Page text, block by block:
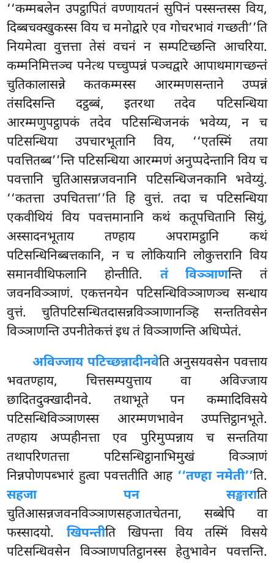
‘‘कम्मबलेन उपट्ठापितं वण्णायतनं सुपिनं पस्सन्तस्स विय,
दिब्बचक्खुकस्स विय च मनोद्वारे एव गोचरभावं गच्छती’’ति
नियमेत्वा वुत्तत्ता तेसं वचनं न सम्पटिच्छन्ति आचरिया.
कम्मनिमित्तञ्च पनेत्थ पच्चुप्पन्नं पञ्चद्वारे आपाथमागच्छन्तं
चुतिकालासन्ने कतकम्मस्स आरम्मणसन्ताने उप्पन्नं
तंसदिसन्ति दट्ठब्बं, इतरथा तदेव पटिसन्धिया
आरम्मणुपट्ठापकं तदेव पटिसन्धिजनकं भवेय्य, न च
पटिसन्धिया उपचारभूतानि विय, ‘‘एतस्मिं तया
पवत्तितब्ब’’न्ति पटिसन्धिया आरम्मणं अनुप्पदेन्तानि विय च
पवत्तानि चुतिआसन्नजवनानि पटिसन्धिजनकानि भवेय्युं.
‘‘कतत्ता उपचितत्ता’’ति हि वुत्तं. तदा च पटिसन्धिया
एकवीथियं विय पवत्तमानानि कथं कतूपचितानि सियुं,
अस्सादनभूताय तण्हाय अपरामट्ठानि कथं
पटिसन्धिनिब्बत्तकानि, न च लोकियानि लोकुत्तरानि विय
समानवीथिफलानि होन्तीति. तं विञ्ञाणन्ति तं
जवनविञ्ञाणं. एकत्तनयेन पटिसन्धिविञ्ञाणञ्च सन्धाय
वुत्तं. चुतिपटिसन्धितदासन्नविञ्ञाणानञ्हि सन्ततिवसेन
विञ्ञाणन्ति उपनीतेकत्तं इध तं विञ्ञाणन्ति अधिप्पेतं.
अविज्जाय पटिच्छन्नादीनवेति अनुसयवसेन पवत्ताय
भवतण्हाय, चित्तसम्पयुत्ताय वा अविज्जाय
छादितदुक्खादीनवे. तथाभूते पन कम्मादिविसये
पटिसन्धिविञ्ञाणस्स आरम्मणभावेन उप्पत्तिट्ठानभूते.
तण्हाय अप्पहीनत्ता एव पुरिमुप्पन्नाय च सन्ततिया
तथापरिणतत्ता पटिसन्धिट्ठानाभिमुखं विञ्ञाणं
निन्नपोणपब्भारं हुत्वा पवत्ततीति आह ‘‘तण्हा नमेती’’ति.
सहजा पन सङ्खाराति
चुतिआसन्नजवनविञ्ञाणसहजातचेतना, सब्बेपि वा
फस्सादयो. खिपन्तीति खिपन्ता विय तस्मिं विसये
पटिसन्धिवसेन विञ्ञाणपतिट्ठानस्सहेतुभावेन पवत्तन्ति.